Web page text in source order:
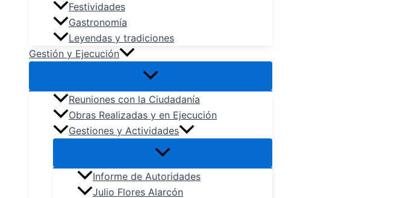
Festividades
Gastronomía
Leyendas y tradiciones
Gestión y Ejecución
Reuniones con la Ciudadanía
Obras Realizadas y en Ejecución
Gestiones y Actividades
Informe de Autoridades
Julio Flores Alarcón